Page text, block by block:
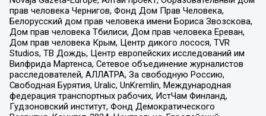
прав человека Чернигов, Фонд Дом Прав Человека,
Белорусский дом прав человека имени Бориса Звозскова,
Дом прав человека Тбилиси, Дом прав человека Ереван,
Дом прав человека Крым, Центр дикого лосося, TVR
Studios, ТВ Дождь, Центр европейских исследований им
Вилфрида Мартенса, Сетевое объединение журналистов
расследователей, АЛЛАТРА, За свободную Россию,
Свободная Бурятия, Uralic, UnKremlin, Международная
федерация транспортных рабочих, ИстЧам Финланд,
Гудзоновский институт, Фонд Демократического